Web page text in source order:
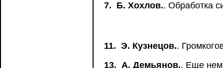
7. Б. Хохлов.. Обработка
11. Э. Кузнецов..
13. А. Демьянов.. Еще